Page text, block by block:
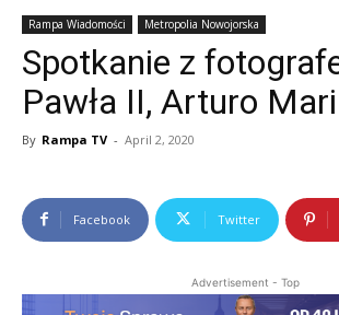
Rampa Wiadomości Metropolia Nowojorska
Spotkanie z
Pawła II, Arturo Mari
By Rampa TV - April 2, 2020
Facebook Twitter
Advertisement - Top